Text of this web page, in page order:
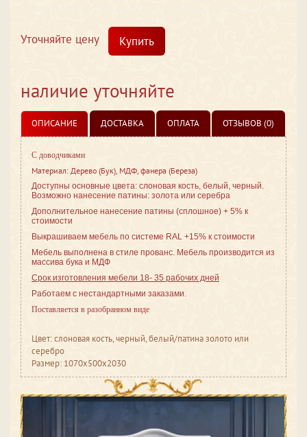
Уточняйте цену Купить
наличие уточняйте
ОПИСАНИЕ ДОСТАВКА ОПЛАТА ОТЗЫВОВ (0)
С доводчиками
Материал: Дерево (Бук), МДФ, фанера (Береза)
Доступны основные цвета: слоновая кость, белый, черный.
Возможно нанесение патины: золота или серебра
Дополнительное нанесение патины (сплошное) + 5% к
стоимости
Выкрашиваем мебель по системе RAL +15% к стоимости
Мебель выполнена в стиле прованс. Мебель производится из
массива бука и МДФ
Срок изготовления мебели 18- 35 рабочих дней
Работаем с нестандартными заказами.
Поставляется в разобранном виде
Цвет: слоновая кость, черный, белый/патина золото или
серебро
Размер: 1070x500x2030